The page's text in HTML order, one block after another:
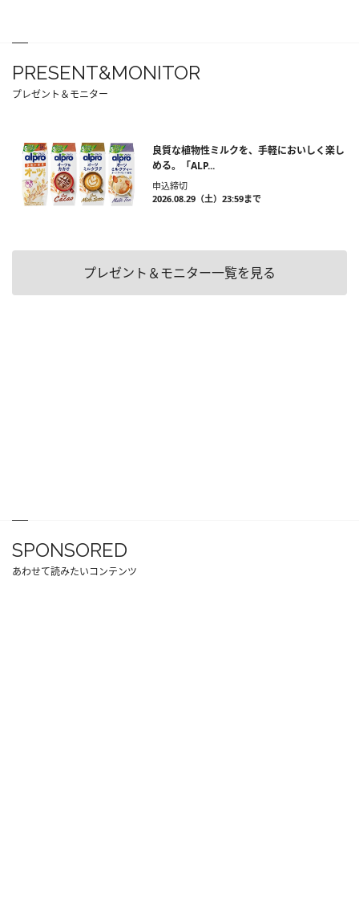
PRESENT&MONITOR
プレゼント＆モニター
良質な植物性ミルクを、手軽においしく楽し
める。「ALP...
申込締切
2026.08.29（土）23:59まで
プレゼント＆モニター一覧を見る
SPONSORED
あわせて読みたいコンテンツ